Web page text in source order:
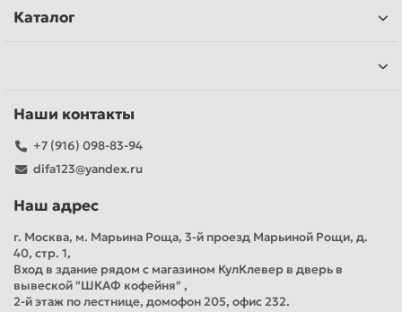
Каталог
Наши контакты
+7 (916) 098-83-94
difa123@yandex.ru
Наш адрес
г. Москва, м. Марьина Роща, 3-й проезд Марьиной Рощи, д.
40, стр. 1,
Вход в здание рядом с магазином КулКлевер в дверь в
вывеской "ШКАФ кофейня" ,
2-й этаж по лестнице, домофон 205, офис 232.